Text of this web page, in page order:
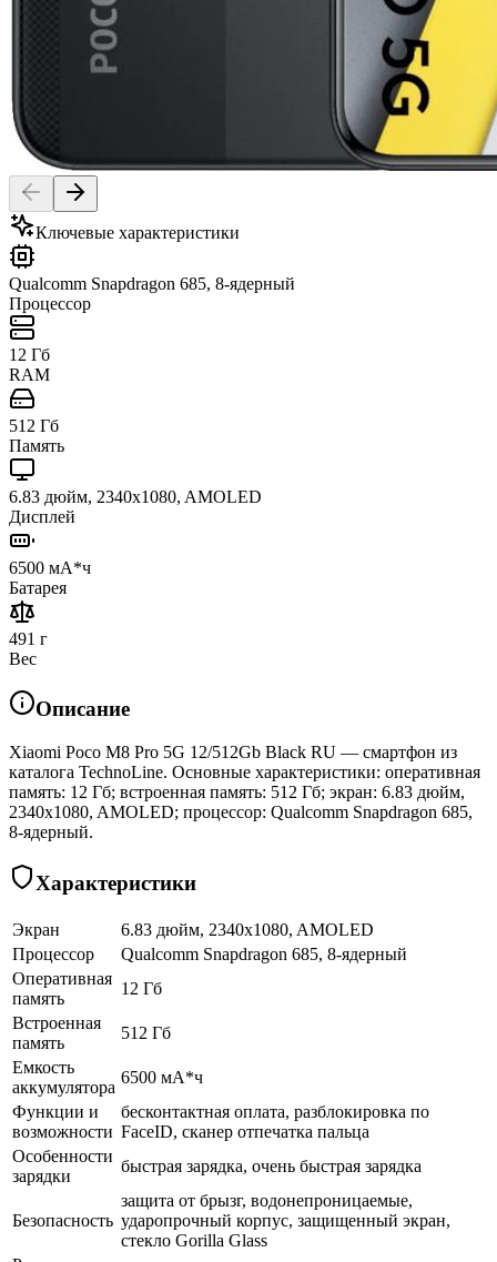
Ключевые характеристики
Qualcomm Snapdragon 685, 8-ядерный
Процессор
12 Гб
RAM
512 Гб
Память
6.83 дюйм, 2340x1080, AMOLED
Дисплей
6500 мА*ч
Батарея
491 г
Вес
Описание
Xiaomi Poco M8 Pro 5G 12/512Gb Black RU — смартфон из
каталога TechnoLine. Основные характеристики: оперативная
память: 12 Гб; встроенная память: 512 Гб; экран: 6.83 дюйм,
2340x1080, AMOLED; процессор: Qualcomm Snapdragon 685,
8-ядерный.
Характеристики
Экран
6.83 дюйм, 2340x1080, AMOLED
Процессор
Qualcomm Snapdragon 685, 8-ядерный
Оперативная
память
12 Гб
Встроенная
память
512 Гб
Емкость
аккумулятора
6500 мА*ч
Функции и
возможности
бесконтактная оплата, разблокировка по
FaceID, сканер отпечатка пальца
Особенности
зарядки
быстрая зарядка, очень быстрая зарядка
Безопасность
защита от брызг, водонепроницаемые,
ударопрочный корпус, защищенный экран,
cтекло Gorilla Glass